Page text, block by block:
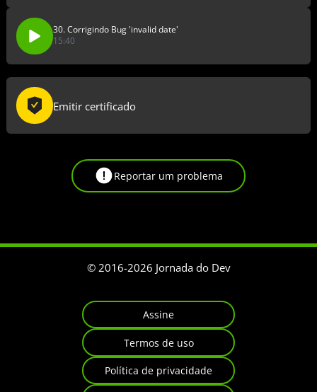
30. Corrigindo Bug 'invalid date'
15:40
Emitir certificado
Reportar um problema
© 2016-2026 Jornada do Dev
Assine
Termos de uso
Política de privacidade